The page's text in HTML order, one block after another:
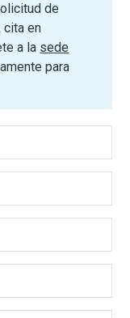
de
cita en
a la sede
para